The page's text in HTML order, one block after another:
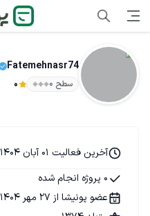
Fatemehnasr74
سطح ۰ 0
آخرین فعالیت 01 آبان 1404
0 پروژه انجام شده
عضو پونیشا از 27 مهر 1404